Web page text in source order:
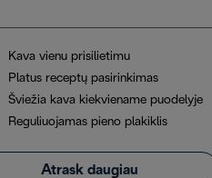
Kava vienu prisilietimu
Platus receptų pasirinkimas
Šviežia kava kiekviename puodelyje
Reguliuojamas pieno plakiklis
Atrask daugiau